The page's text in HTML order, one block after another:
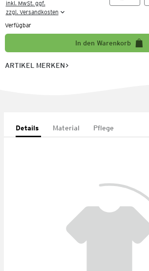
inkl. MwSt. ggf.
zzgl. Versandkosten
Verfügbar
In den Warenkorb
ARTIKEL MERKEN
Details Material Pflege